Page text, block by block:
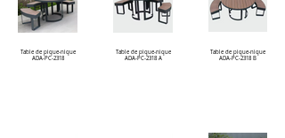
Table de pique-nique
ADA-PC-2318
Table de pique-nique
ADA-PC-2318 A
Table de pique-nique
ADA-PC-2318 B